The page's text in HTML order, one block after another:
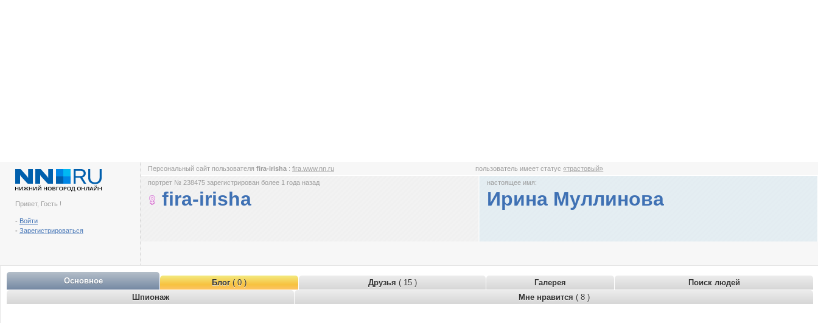
Привет, Гость !
- Войти
- Зарегистрироваться
Персональный сайт пользователя fira-irisha : fira.www.nn.ru пользователь имеет статус«трастовый»
портрет № 238475 зарегистрирован более 1 года назад
fira-irisha
настоящее имя:
Ирина Муллинова
Основное Блог( 0 ) Друзья ( 15 ) Галерея
Поиск людей
Шпионаж
Мне нравится ( 8 )